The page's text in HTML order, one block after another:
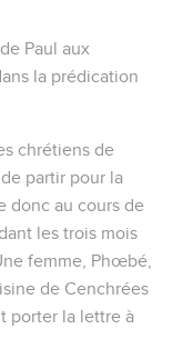
Paul aux
la prédication
chrétiens de
partir pour la
donc au cours de
les trois mois
femme, Phœbé,
de Cenchrées
porter la lettre à